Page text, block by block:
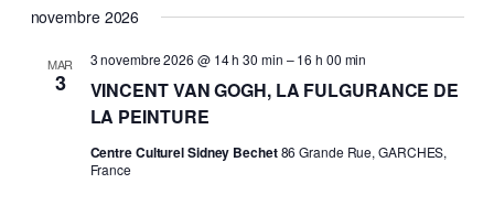
une
date.
novembre 2026
MAR
3
VINCENT VAN GOGH, LA FULGURANCE DE
LA PEINTURE
3 novembre 2026 @ 14 h 30 min –16 h 00 min
Centre Culturel Sidney Bechet86 Grande Rue, GARCHES,
France